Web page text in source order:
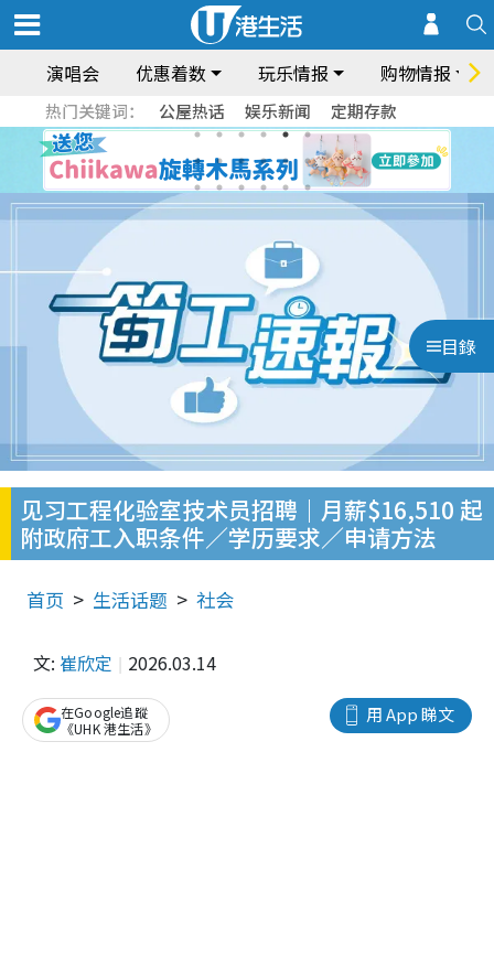
演唱会 优惠着数 玩乐情报 购物情报
热门关键词： 公屋热话 娱乐新闻 定期存款
目錄
见习工程化验室技术员招聘｜月薪$16,510 起
附政府工入职条件／学历要求／申请方法
首页 生活话题 社会
文: 崔欣定 2026.03.14
用 App 睇文
在Google追蹤
《UHK 港生活》